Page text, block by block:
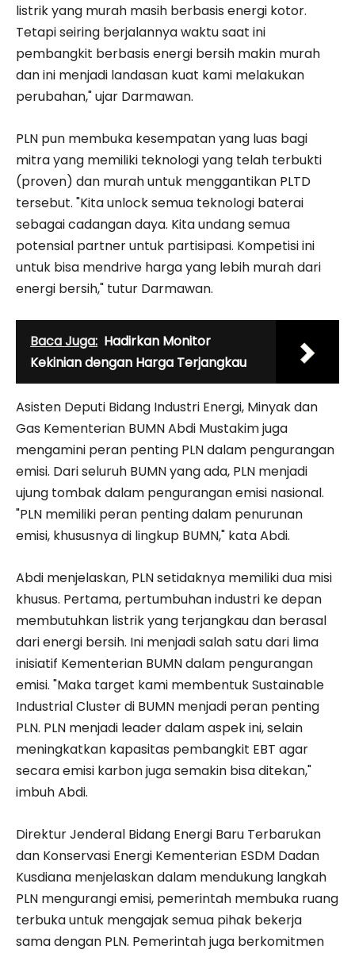
listrik yang murah masih berbasis energi kotor.
Tetapi seiring berjalannya waktu saat ini
pembangkit berbasis energi bersih makin murah
dan ini menjadi landasan kuat kami melakukan
perubahan," ujar Darmawan.
PLN pun membuka kesempatan yang luas bagi
mitra yang memiliki teknologi yang telah terbukti
(proven) dan murah untuk menggantikan PLTD
tersebut. "Kita unlock semua teknologi baterai
sebagai cadangan daya. Kita undang semua
potensial partner untuk partisipasi. Kompetisi ini
untuk bisa mendrive harga yang lebih murah dari
energi bersih," tutur Darmawan.
Baca Juga: Hadirkan Monitor
Kekinian dengan Harga Terjangkau
Asisten Deputi Bidang Industri Energi, Minyak dan
Gas Kementerian BUMN Abdi Mustakim juga
mengamini peran penting PLN dalam pengurangan
emisi. Dari seluruh BUMN yang ada, PLN menjadi
ujung tombak dalam pengurangan emisi nasional.
"PLN memiliki peran penting dalam penurunan
emisi, khususnya di lingkup BUMN," kata Abdi.
Abdi menjelaskan, PLN setidaknya memiliki dua misi
khusus. Pertama, pertumbuhan industri ke depan
membutuhkan listrik yang terjangkau dan berasal
dari energi bersih. Ini menjadi salah satu dari lima
inisiatif Kementerian BUMN dalam pengurangan
emisi. "Maka target kami membentuk Sustainable
Industrial Cluster di BUMN menjadi peran penting
PLN. PLN menjadi leader dalam aspek ini, selain
meningkatkan kapasitas pembangkit EBT agar
secara emisi karbon juga semakin bisa ditekan,"
imbuh Abdi.
Direktur Jenderal Bidang Energi Baru Terbarukan
dan Konservasi Energi Kementerian ESDM Dadan
Kusdiana menjelaskan dalam mendukung langkah
PLN mengurangi emisi, pemerintah membuka ruang
terbuka untuk mengajak semua pihak bekerja
sama dengan PLN. Pemerintah juga berkomitmen